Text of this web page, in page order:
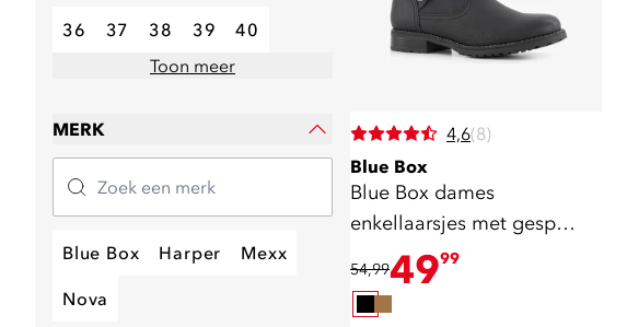
36 37 38 39
40
Toon meer
MERK
Blue Box Harper Mexx
Nova
4,6(8)
Blue Box
Blue Box dames
enkellaarsjes met gesp
54,994999